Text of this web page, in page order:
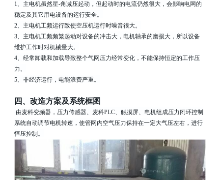
气
1、主电机虽然星-角减压起动，但起动时的电流仍然很大，会影响电网的
稳定及其它用电设备的运行安全。
2、主电机工频运行致使空压机运行时噪音很大。
3、主电机工频频繁起动对设备的冲击大，电机轴承的磨损大，所以设备
维护工作时对机械量大。
4、经常卸载和加载导致整个气网压力经常变化，不能保持恒定的工作压
力。
5、非经济运行，电能浪费严重。
四、改造方案及系统框图
由麦科变频器，压力传感器、麦科PLC、触摸屏、电机组成压力闭环控制
系统自动调节电机转速，使管网内空气压力保持在一定大气压左右，进行
恒压控制。